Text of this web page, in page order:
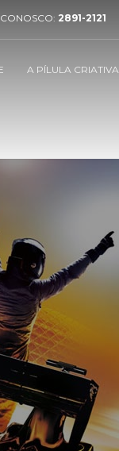
2891-2121
A PÍLULA CRIATIVA